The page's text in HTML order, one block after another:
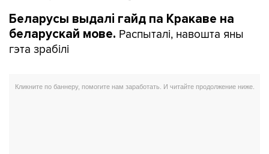
Беларусы выдалі гайд па Кракаве на
беларускай мове. Распыталі, навошта яны
гэта зрабілі